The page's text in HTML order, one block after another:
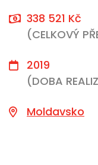
338 521 Kč
(CELKOVÝ
2019
(DOBA
Moldavsko